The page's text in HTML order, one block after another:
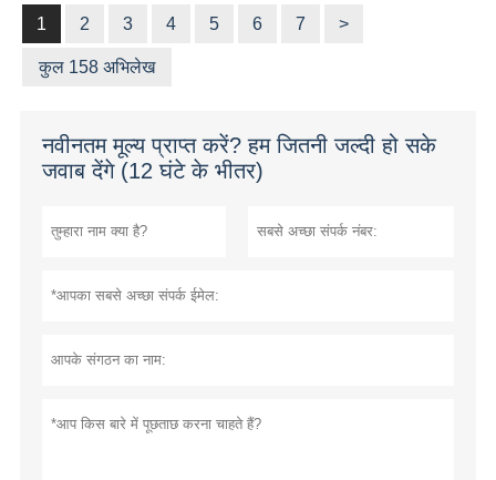
1 2 3 4 5 6 7 >
कुल 158 अभिलेख
नवीनतम मूल्य प्राप्त करें? हम जितनी जल्दी हो सके
जवाब देंगे (12 घंटे के भीतर)